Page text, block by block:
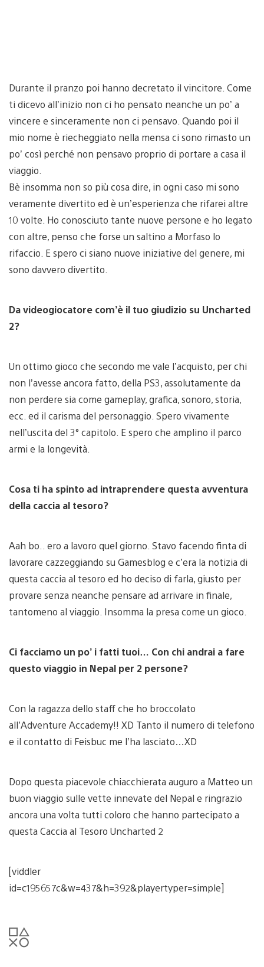
Durante il pranzo poi hanno decretato il vincitore. Come
ti dicevo all’inizio non ci ho pensato neanche un po’ a
vincere e sinceramente non ci pensavo. Quando poi il
mio nome è riecheggiato nella mensa ci sono rimasto un
po’ così perché non pensavo proprio di portare a casa il
viaggio.
Bè insomma non so più cosa dire, in ogni caso mi sono
veramente divertito ed è un’esperienza che rifarei altre
10 volte. Ho conosciuto tante nuove persone e ho legato
con altre, penso che forse un saltino a Morfaso lo
rifaccio. E spero ci siano nuove iniziative del genere, mi
sono davvero divertito.
Da videogiocatore com’è il tuo giudizio su Uncharted
2?
Un ottimo gioco che secondo me vale l’acquisto, per chi
non l’avesse ancora fatto, della PS3, assolutamente da
non perdere sia come gameplay, grafica, sonoro, storia,
ecc. ed il carisma del personaggio. Spero vivamente
nell’uscita del 3° capitolo. E spero che amplino il parco
armi e la longevità.
Cosa ti ha spinto ad intraprendere questa avventura
della caccia al tesoro?
Aah bo.. ero a lavoro quel giorno. Stavo facendo finta di
lavorare cazzeggiando su Gamesblog e c’era la notizia di
questa caccia al tesoro ed ho deciso di farla, giusto per
provare senza neanche pensare ad arrivare in finale,
tantomeno al viaggio. Insomma la presa come un gioco.
Ci facciamo un po’ i fatti tuoi… Con chi andrai a fare
questo viaggio in Nepal per 2 persone?
Con la ragazza dello staff che ho broccolato
all’Adventure Accademy!! XD Tanto il numero di telefono
e il contatto di Feisbuc me l’ha lasciato…XD
Dopo questa piacevole chiacchierata auguro a Matteo un
buon viaggio sulle vette innevate del Nepal e ringrazio
ancora una volta tutti coloro che hanno partecipato a
questa Caccia al Tesoro Uncharted 2
[viddler
id=c195657c&w=437&h=392&playertyper=simple]